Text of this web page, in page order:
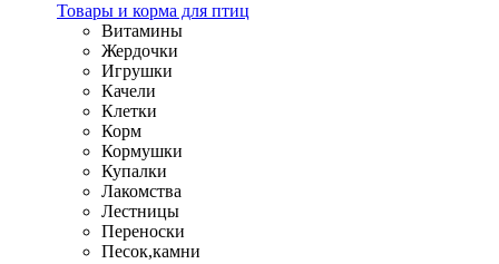
Товары и корма для птиц
Витамины
Жердочки
Игрушки
Качели
Клетки
Корм
Кормушки
Купалки
Лакомства
Лестницы
Переноски
Песок,камни